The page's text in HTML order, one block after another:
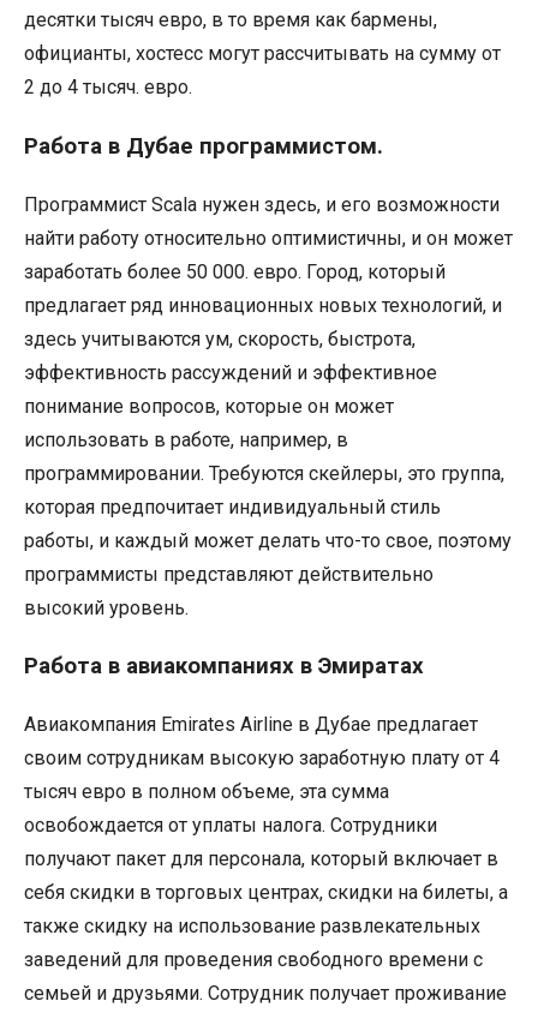
десятки тысяч евро, в то время как бармены,
официанты, хостесс могут рассчитывать на сумму от
2 до 4 тысяч. евро.
Работа в Дубае программистом.
Программист Scala нужен здесь, и его возможности
найти работу относительно оптимистичны, и он может
заработать более 50 000. евро. Город, который
предлагает ряд инновационных новых технологий, и
здесь учитываются ум, скорость, быстрота,
эффективность рассуждений и эффективное
понимание вопросов, которые он может
использовать в работе, например, в
программировании. Требуются скейлеры, это группа,
которая предпочитает индивидуальный стиль
работы, и каждый может делать что-то свое, поэтому
программисты представляют действительно
высокий уровень.
Работа в авиакомпаниях в Эмиратах
Авиакомпания Emirates Airline в Дубае предлагает
своим сотрудникам высокую заработную плату от 4
тысяч евро в полном объеме, эта сумма
освобождается от уплаты налога. Сотрудники
получают пакет для персонала, который включает в
себя скидки в торговых центрах, скидки на билеты, а
также скидку на использование развлекательных
заведений для проведения свободного времени с
семьей и друзьями. Сотрудник получает проживание